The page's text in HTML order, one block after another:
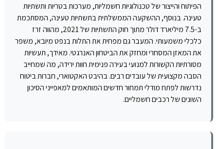
הפיתוח והייצור של טכנולוגיות חשמליות, מערכות בטריות ותשתיות
טעינה. בנוסף, ההשקעה הממשלתית בתשתיות טעינה, המסתכמת
ב-7.5 מיליארד דולר מתוך חוק התשתיות של 2021, מהווה זרז
כלכלי משמעותי. המעבר גם מפחית את התלות בנפט מיובא, משפר
את המאזן המסחרי ומחזק את הביטחון האנרגטי. מאידך, תעשיות
מסורתיות הקשורות למנועי בעירה פנימית חוות ירידה, מה שמחייב
הסבה מקצועית של עובדים רבים. בהיבט האקטוארי, חברות ביטוח
נדרשות לפתח מודלי תמחור חדשים המותאמים למאפייני הסיכון
השונים של רכבים חשמליים.